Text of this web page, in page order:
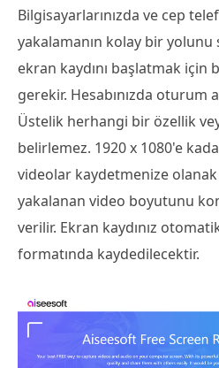
Bilgisayarlarınızda ve cep
yakalamanın kolay bir
ekran kaydını başlatmak için
gerekir. Hesabınızda oturum
Üstelik herhangi bir özellik
belirlemez. 1920 x 1080'e
videolar kaydetmenize olanak
yakalanan video boyutunu
verilir. Ekran kaydınız
formatında kaydedilecektir.